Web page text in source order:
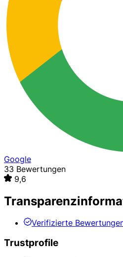
Google
33 Bewertungen
9,6
Verifizierte
Trustprofile